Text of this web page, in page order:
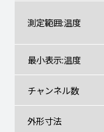
測定範囲:温度
最小表示:温度
チャンネル数
外形寸法